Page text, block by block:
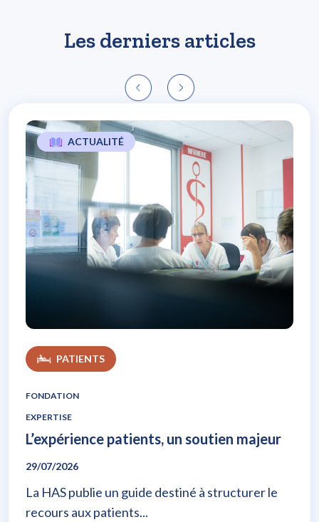
Les derniers articles
ACTUALITÉ
PATIENTS
FONDATION
EXPERTISE
L’expérience patients, un soutien majeur
29/07/2026
La HAS publie un guide destiné à structurer le
recours aux patients...